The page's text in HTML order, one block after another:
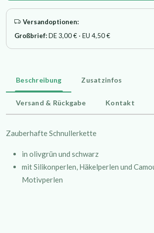
Versandoptionen:
Großbrief:DE 3,00 € · EU 4,50 €
Beschreibung Zusatzinfos
Versand & Rückgabe Kontakt
Zauberhafte Schnullerkette
in olivgrün und schwarz
mit Silikonperlen, Häkelperlen und
Motivperlen